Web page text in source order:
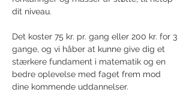
dit niveau.
Det koster 75 kr. pr. gang eller 200 kr. for 3
gange, og vi håber at kunne give dig et
stærkere fundament i matematik og en
bedre oplevelse med faget frem mod
dine kommende uddannelser.